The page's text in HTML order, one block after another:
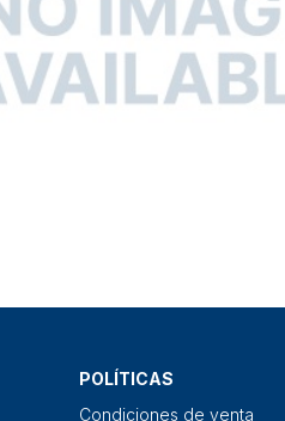
POLÍTICAS
Condiciones de venta